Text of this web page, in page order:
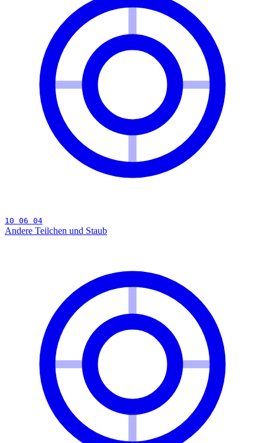
10 06 04
Andere Teilchen und Staub